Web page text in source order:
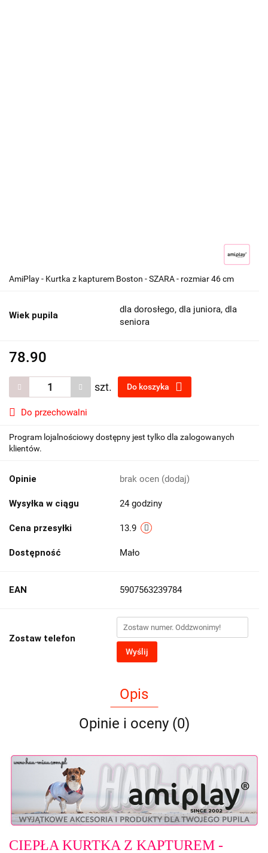
AmiPlay - Kurtka z kapturem Boston - SZARA - rozmiar 46 cm
Wiek pupila
dla dorosłego, dla juniora, dla
seniora
78.90
szt. Do koszyka
Do przechowalni
Program lojalnościowy dostępny jest tylko dla zalogowanych
klientów.
Opinie brak ocen (dodaj)
Wysyłka w ciągu 24 godziny
Cena przesyłki 13.9
Dostępność Mało
EAN 5907563239784
Zostaw telefon
Wyślij
Opis
Opinie i oceny (0)
CIEPŁA KURTKA Z KAPTUREM -